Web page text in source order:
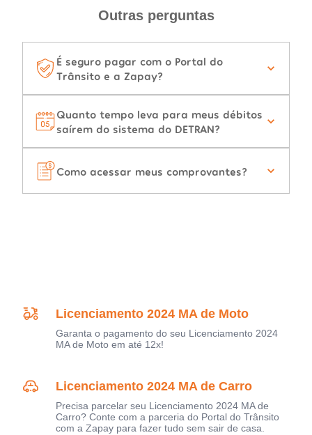
Outras perguntas
É seguro pagar com o Portal do
Trânsito e a Zapay?
Quanto tempo leva para meus débitos
saírem do sistema do DETRAN?
Como acessar meus comprovantes?
Licenciamento 2024 MA de Moto
Garanta o pagamento do seu Licenciamento 2024
MA de Moto em até 12x!
Licenciamento 2024 MA de Carro
Precisa parcelar seu Licenciamento 2024 MA de
Carro? Conte com a parceria do Portal do Trânsito
com a Zapay para fazer tudo sem sair de casa.